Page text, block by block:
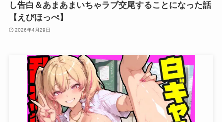
し告白＆あまあまいちゃラブ交尾することになった話
【えびほっぺ】
2026年4月29日